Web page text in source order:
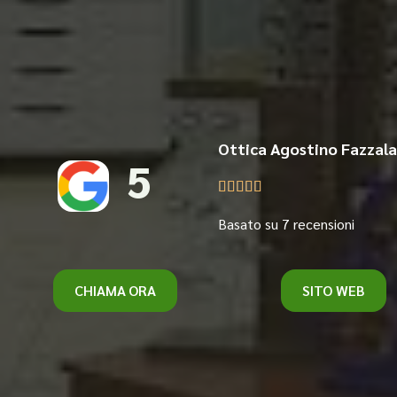
5
Ottica Agostino
    
Basato su 7 recensioni
CHIAMA ORA SITO WEB